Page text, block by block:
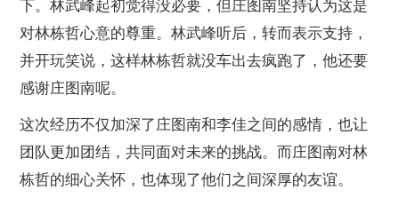
下。林武峰起初觉得没必要，但庄图南坚持认为这是
对林栋哲心意的尊重。林武峰听后，转而表示支持，
并开玩笑说，这样林栋哲就没车出去疯跑了，他还要
感谢庄图南呢。
这次经历不仅加深了庄图南和李佳之间的感情，也让
团队更加团结，共同面对未来的挑战。而庄图南对林
栋哲的细心关怀，也体现了他们之间深厚的友谊。